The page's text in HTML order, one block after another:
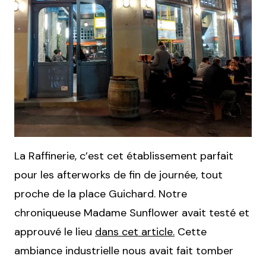
La Raffinerie, c’est cet établissement parfait
pour les afterworks de fin de journée, tout
proche de la place Guichard. Notre
chroniqueuse Madame Sunflower avait testé et
approuvé le lieu dans cet article. Cette
ambiance industrielle nous avait fait tomber